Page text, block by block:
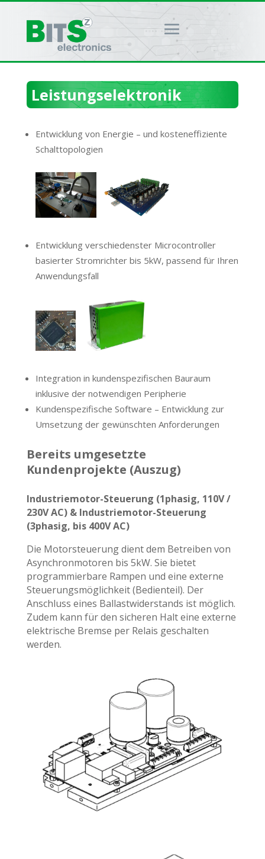
Leistungselektronik
Entwicklung von Energie – und kosteneffiziente
Schalttopologien
Entwicklung verschiedenster Microcontroller
basierter Stromrichter bis 5kW, passend für Ihren
Anwendungsfall
Integration in kundenspezifischen Bauraum
inklusive der notwendigen Peripherie
Kundenspezifische Software – Entwicklung zur
Umsetzung der gewünschten Anforderungen
Bereits umgesetzte
Kundenprojekte (Auszug)
Industriemotor-Steuerung (1phasig, 110V /
230V AC)​ & Industriemotor-Steuerung
(3phasig, bis 400V AC)​
Die Motorsteuerung dient dem Betreiben von
Asynchronmotoren bis 5kW. Sie bietet
programmierbare Rampen und eine externe
Steuerungsmöglichkeit (Bedienteil). Der
Anschluss eines Ballastwiderstands ist möglich.
Zudem kann für den sicheren Halt eine externe
elektrische Bremse per Relais geschalten
werden.